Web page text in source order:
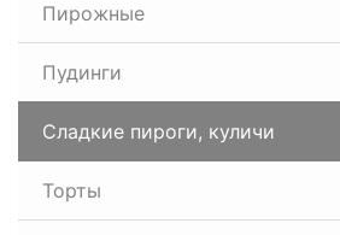
Пирожные
Пудинги
Сладкие пироги, куличи
Торты